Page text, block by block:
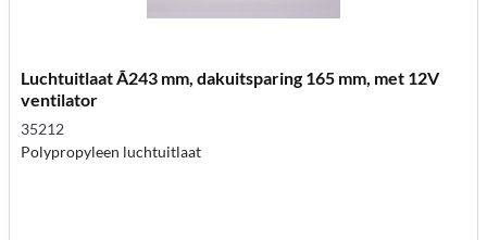
Luchtuitlaat Ã243 mm, dakuitsparing 165 mm, met 12V
ventilator
35212
Polypropyleen luchtuitlaat